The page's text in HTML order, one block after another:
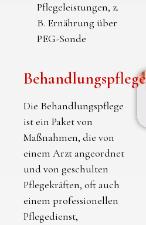
Pflegeleistungen, z.
B. Ernährung über
PEG-Sonde
Behandlungspflege
Die Behandlungspflege
ist ein Paket von
Maßnahmen, die von
einem Arzt angeordnet
und von geschulten
Pflegekräften, oft auch
einem professionellen
Pflegedienst,